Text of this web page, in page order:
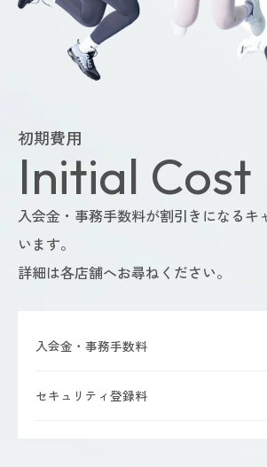
初期費用
Initial Cost
入会金・事務手数料が割引きになるキ
います。
詳細は各店舗へお尋ねください。
入会金・事務手数料
セキュリティ登録料